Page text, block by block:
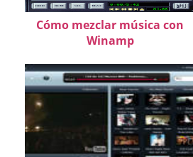
Cómo mezclar música con
Winamp